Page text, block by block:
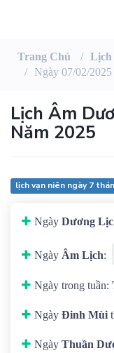
Trang Chủ Lịch
Ngày 07/02/2025
Lịch Âm
Năm 2025
lịch vạn niên ngày 7
Ngày Dương
Ngày Âm Lịch:
Ngày trong tuần:
Ngày Đinh Mùi
Ngày Thuần